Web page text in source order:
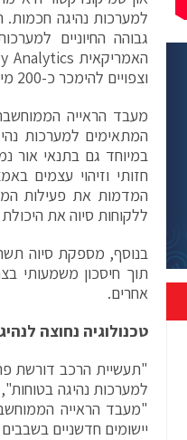
למערכות נהיגה חכמות.
גבוהה החיוניים
וצפויים להימכר כ-200 מיליון שבבים מתחום זה ב-2023.
המתאימים למערכות
חזותי וזיהוי עצמים
ללקוחות סיוה את
תוך חיסכון משמעותי
אחרים.
טכנולוגיה נחוצה
"תעשיית הרכב דורשת
למערכות נהיגה
"מעבד הראייה
יישומים חדשניים